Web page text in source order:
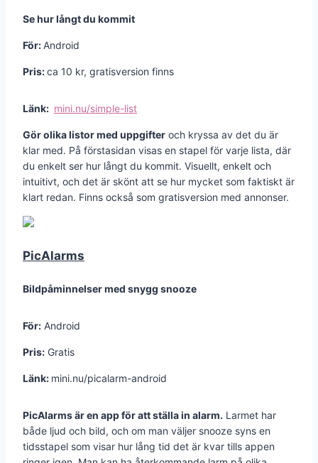
Se hur långt du kommit
För: Android
Pris:ca 10 kr, gratisversion finns
Länk: mini.nu/simple-list
Gör olika listor med uppgifter och kryssa av det du är
klar med. På förstasidan visas en stapel för varje lista, där
du enkelt ser hur långt du kommit. Visuellt, enkelt och
intuitivt, och det är skönt att se hur mycket som faktiskt är
klart redan. Finns också som gratisversion med annonser.
PicAlarms
Bildpåminnelser med snygg snooze
För: Android
Pris: Gratis
Länk: mini.nu/picalarm-android
PicAlarms är en app för att ställa in alarm. Larmet har
både ljud och bild, och om man väljer snooze syns en
tidsstapel som visar hur lång tid det är kvar tills appen